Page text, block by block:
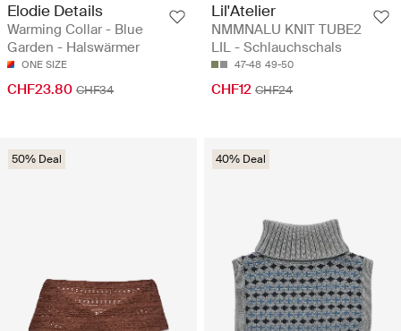
Elodie Details
Warming Collar - Blue
Garden - Halswärmer
ONE SIZE
CHF23.80 CHF34
Lil'Atelier
NMMNALU KNIT TUBE2
LIL - Schlauchschals
47-48 49-50
CHF12 CHF24
50% Deal 40% Deal